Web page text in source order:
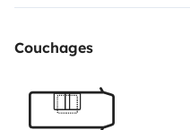
all'aria condizionata
a gas che permette di
pochissimo
Couchages